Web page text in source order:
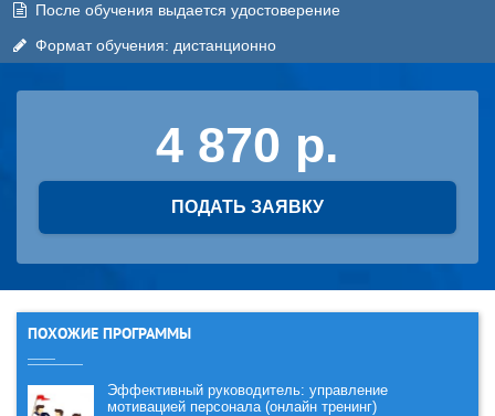
После обучения выдается удостоверение
Формат обучения: дистанционно
4 870
ПОДАТЬ ЗАЯВКУ
ПОХОЖИЕ ПРОГРАММЫ
Эффективный руководитель: управление
мотивацией персонала (онлайн тренинг)